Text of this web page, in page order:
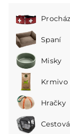
Rozbalte
podnabídku
Spaní
Rozbalte
podnabídku
Misky
Rozbalte
podnabídku
Krmivo
Rozbalte
podnabídku
Hračky
Rozbalte
podnabídku
Rozbalte